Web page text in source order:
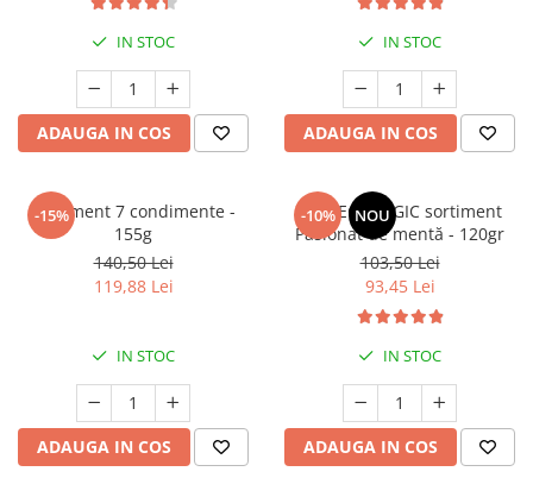
IN STOC
ADAUGA IN COS
IN STOC
ADAUGA IN COS
-15%
Sortiment 7 condimente -
155g
140,50 Lei
119,88 Lei
IN STOC
ADAUGA IN COS
-10% NOU
Ceai ECOLOGIC sortiment
Pasionat de mentă - 120gr
103,50 Lei
93,45 Lei
IN STOC
ADAUGA IN COS